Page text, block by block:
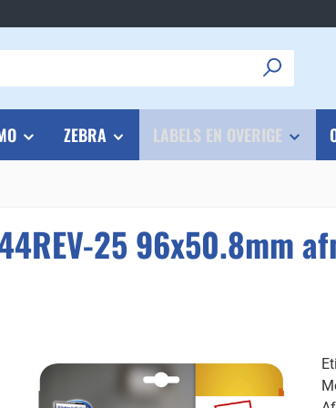
ZEBRA LABELS EN OVERIGE
25 96x50.8mm